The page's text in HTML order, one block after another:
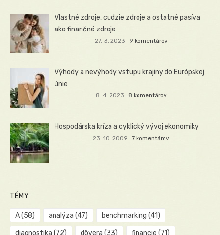
Vlastné zdroje, cudzie zdroje a ostatné pasíva
ako finančné zdroje
27. 3. 2023 9 komentárov
Výhody a nevýhody vstupu krajiny do Európskej
únie
8. 4. 2023 8 komentárov
Hospodárska kríza a cyklický vývoj ekonomiky
23. 10. 2009 7 komentárov
TÉMY
A(58) analýza (47) benchmarking (41)
diagnostika (72) dôvera (33) financie (71)